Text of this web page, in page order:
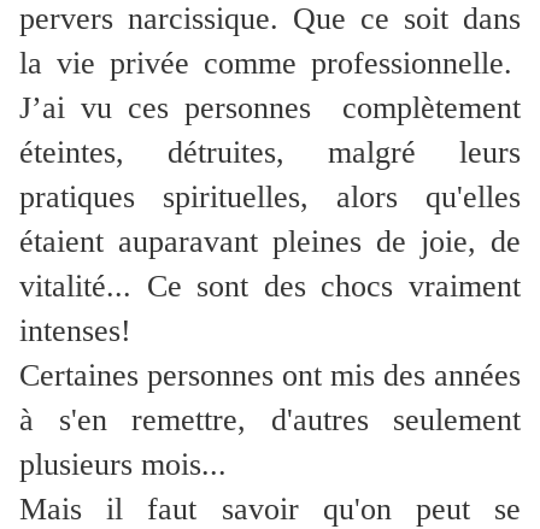
pervers narcissique. Que ce soit dans
la vie privée comme professionnelle.
J’ai vu ces personnes complètement
éteintes, détruites, malgré leurs
pratiques spirituelles, alors qu'elles
étaient auparavant pleines de joie, de
vitalité... Ce sont des chocs vraiment
intenses!
Certaines personnes ont mis des années
à s'en remettre, d'autres seulement
plusieurs mois...
Mais il faut savoir qu'on peut se